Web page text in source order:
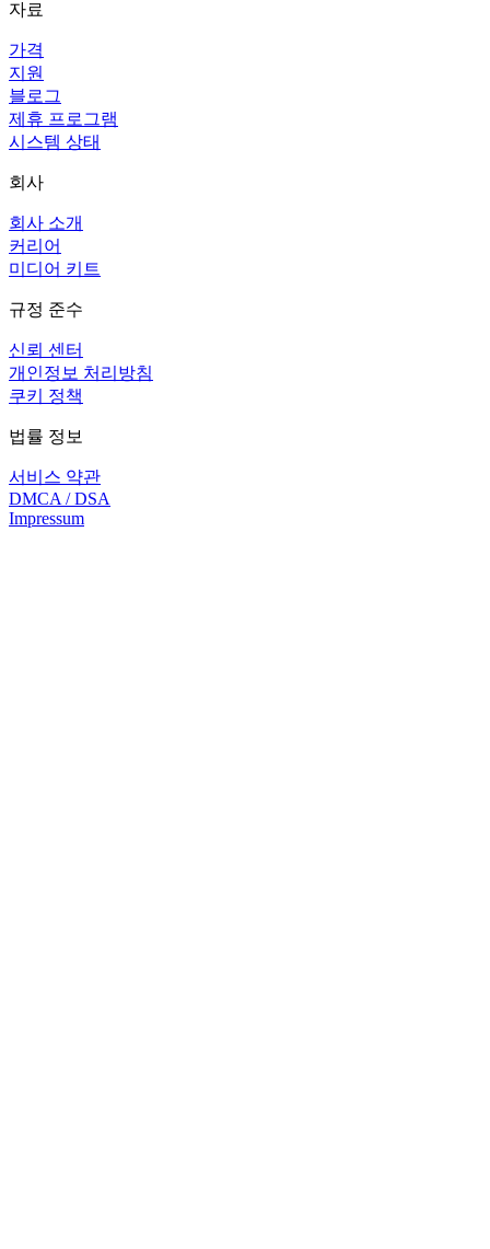
자료
가격
지원
블로그
제휴 프로그램
시스템 상태
회사
회사 소개
커리어
미디어 키트
규정 준수
신뢰 센터
개인정보 처리방침
쿠키 정책
법률 정보
서비스 약관
DMCA / DSA
Impressum